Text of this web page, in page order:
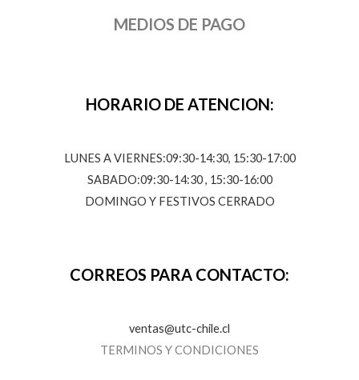
MEDIOS DE PAGO
HORARIO DE ATENCION:
LUNES A VIERNES:09:30-14:30, 15:30-17:00
SABADO:09:30-14:30 , 15:30-16:00
DOMINGO Y FESTIVOS CERRADO
CORREOS PARA CONTACTO:
ventas@utc-chile.cl
TERMINOS Y CONDICIONES